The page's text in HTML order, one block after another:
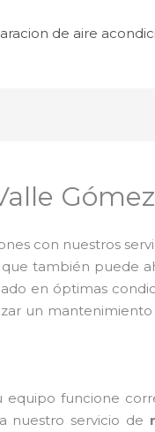
de aire
Gómez
con nuestros
también puede
en óptimas
un
equipo funcione
nuestro servicio de